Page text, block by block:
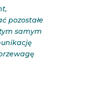
pozostałe
samym